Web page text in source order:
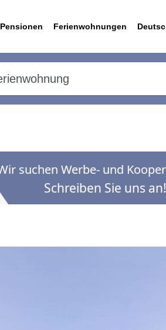
Pensionen Ferienwohnungen